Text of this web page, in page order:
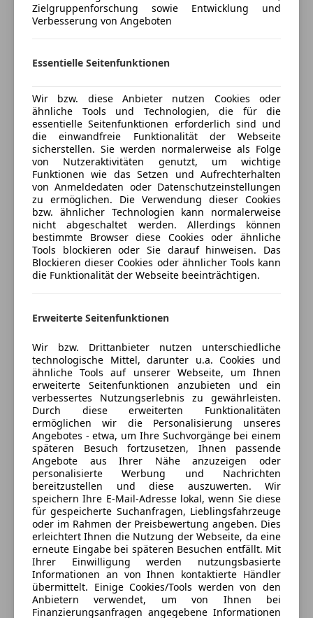
Tempomat
Android Auto
Induktionsladen für Smartphones
Radio
Soundsystem
USB
Volldigitales Kombiinstrument
Sicherheit
ABS
Abstandstempomat
Abstandswarner
Airbag hinten
Fernlichtassistent
Kurvenlicht
LED-Scheinwerfer
LED-Tagfahrlicht
Nachtsicht-Assistent
Notbremsassistent
Notrufsystem
Reifendruckkontrollsystem
Servolenkung
Spurhalteassistent
Tagfahrlicht
Traktionskontrolle
Verkehrszeichenerkennung
Voll-LED Scheinwerfer
Wegfahrsperre
Extras
Auto einfach online versichern & Rabatt holen
Jetzt berechnen
Verkäufer Händler
Porsche Zentrum Salzburg
Sternebewertung 4 von 5
4 Sterne
(83% Weiterempfehlungen)
Anbieter auf AutoScout24 seit 2021
Verkauf
Geöffnet
Schließt um 18:00
Kontakt
Stefan Rettenbacher
Alle Fahrzeuge des Anbieters
Anbieter kontaktieren
Deine Nachricht
Zielgruppenforschung sowie Entwicklung und
Verbesserung von Angeboten
Essentielle Seitenfunktionen
Wir bzw. diese Anbieter nutzen Cookies oder
ähnliche Tools und Technologien, die für die
essentielle Seitenfunktionen erforderlich sind und
die einwandfreie Funktionalität der Webseite
sicherstellen. Sie werden normalerweise als Folge
von Nutzeraktivitäten genutzt, um wichtige
Funktionen wie das Setzen und Aufrechterhalten
von Anmeldedaten oder Datenschutzeinstellungen
zu ermöglichen. Die Verwendung dieser Cookies
bzw. ähnlicher Technologien kann normalerweise
nicht abgeschaltet werden. Allerdings können
bestimmte Browser diese Cookies oder ähnliche
Tools blockieren oder Sie darauf hinweisen. Das
Blockieren dieser Cookies oder ähnlicher Tools kann
die Funktionalität der Webseite beeinträchtigen.
Erweiterte Seitenfunktionen
Wir bzw. Drittanbieter nutzen unterschiedliche
technologische Mittel, darunter u.a. Cookies und
ähnliche Tools auf unserer Webseite, um Ihnen
erweiterte Seitenfunktionen anzubieten und ein
verbessertes Nutzungserlebnis zu gewährleisten.
Durch diese erweiterten Funktionalitäten
ermöglichen wir die Personalisierung unseres
Angebotes - etwa, um Ihre Suchvorgänge bei einem
späteren Besuch fortzusetzen, Ihnen passende
Angebote aus Ihrer Nähe anzuzeigen oder
personalisierte Werbung und Nachrichten
bereitzustellen und diese auszuwerten. Wir
speichern Ihre E-Mail-Adresse lokal, wenn Sie diese
für gespeicherte Suchanfragen, Lieblingsfahrzeuge
oder im Rahmen der Preisbewertung angeben. Dies
erleichtert Ihnen die Nutzung der Webseite, da eine
erneute Eingabe bei späteren Besuchen entfällt. Mit
Ihrer Einwilligung werden nutzungsbasierte
Informationen an von Ihnen kontaktierte Händler
übermittelt. Einige Cookies/Tools werden von den
Anbietern verwendet, um von Ihnen bei
Finanzierungsanfragen angegebene Informationen